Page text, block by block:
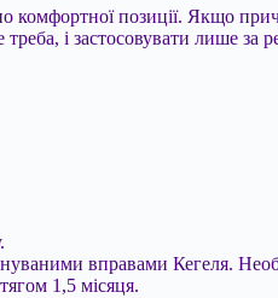
позиції. Якщо
і застосовувати лише за
вправами Кегеля.
1,5 місяця.